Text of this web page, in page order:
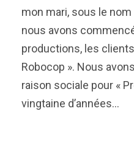
mon mari, sous le nom
nous avons
productions, les
Robocop ». Nous
raison sociale pour «
vingtaine d’années…